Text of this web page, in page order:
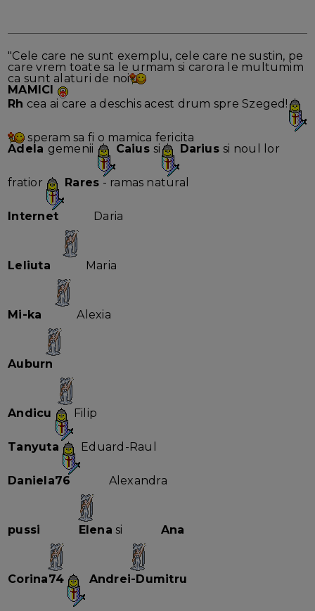
"Cele care ne sunt exemplu, cele care ne sustin, pe
care vrem toate sa le urmam si carora le multumim
ca sunt alaturi de noi
MAMICI
Rh cea ai care a deschis acest drum spre Szeged!
speram sa fi o mamica fericita
Adela gemenii Caiussi Dariussi noul lor
fratior Rares - ramas natural
Internet Daria
Leliuta Maria
Mi-ka Alexia
Auburn
Andicu Filip
Tanyuta Eduard-Raul
Daniela76 Alexandra
pussi Elena si Ana
Corina74 Andrei-Dumitru